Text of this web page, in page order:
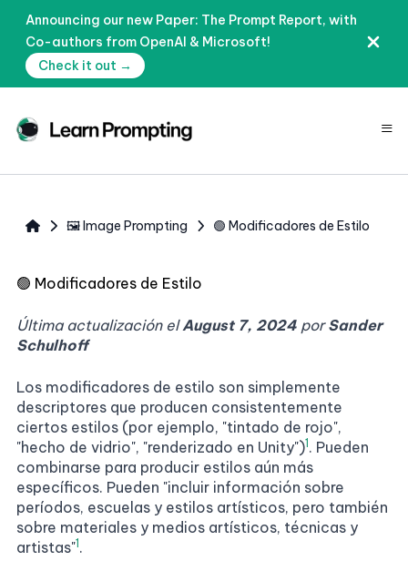
Announcing our new Paper: The Prompt Report, with
Co-authors from OpenAI & Microsoft!
Check it out →
≡
🖼️ Image Prompting 🟢 Modificadores de Estilo
🟢 Modificadores de Estilo
Última actualización elAugust 7, 2024 porSander
Schulhoff
Los modificadores de estilo son simplemente
descriptores que producen consistentemente
ciertos estilos (por ejemplo, "tintado de rojo",
"hecho de vidrio", "renderizado en Unity")1 . Pueden
combinarse para producir estilos aún más
específicos. Pueden "incluir información sobre
períodos, escuelas y estilos artísticos, pero también
sobre materiales y medios artísticos, técnicas y
artistas"1 .